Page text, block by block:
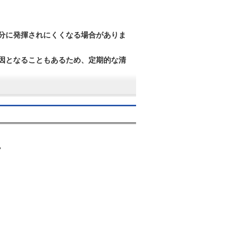
に発揮されにくくなる場合がありま
となることもあるため、定期的な清